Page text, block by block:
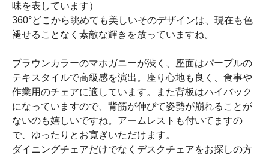
味を表しています）
360°どこから眺めても美しいそのデザインは、現在も色
褪せることなく素敵な輝きを放っていますね。
ブラウンカラーのマホガニーが渋く、座面はパープルの
テキスタイルで高級感を演出。座り心地も良く、食事や
作業用のチェアに適しています。また背板はハイバック
になっていますので、背筋が伸びて姿勢が崩れることが
ないのも嬉しいですね。アームレストも付いてますの
で、ゆったりとお寛ぎいただけます。
ダイニングチェアだけでなくデスクチェアをお探しの方